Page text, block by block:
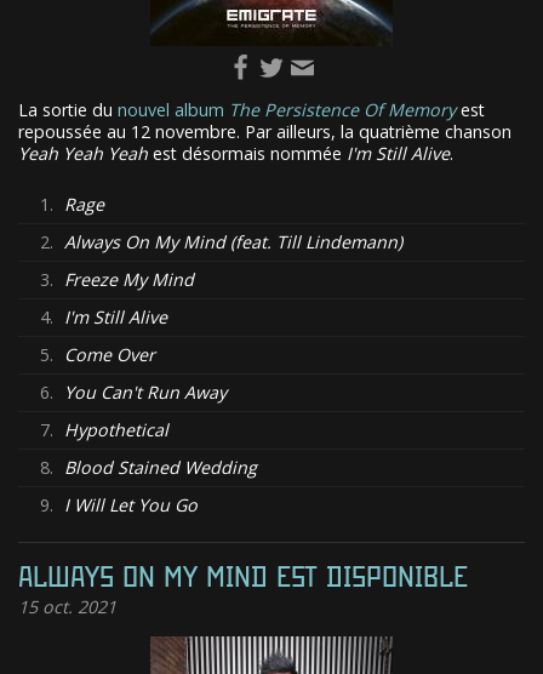
La sortie du nouvel album The Persistence Of Memoryest
repoussée au 12 novembre. Par ailleurs, la quatrième chanson
Yeah Yeah Yeah est désormais nommée I'm Still Alive.
1. Rage
2. Always On My Mind (feat. Till Lindemann)
3. Freeze My Mind
4. I'm Still Alive
5.
Come Over
6.
You Can't Run Away
7. Hypothetical
8. Blood Stained Wedding
9. I Will Let You Go
ALWAYS ON MY MIND EST DISPONIBLE
15oct. 2021